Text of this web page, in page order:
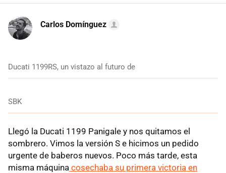
Carlos Domínguez
Ducati 1199RS, un vistazo al futuro de
SBK
Llegó la Ducati 1199 Panigale y nos quitamos el
sombrero. Vimos la versión S e hicimos un pedido
urgente de baberos nuevos. Poco más tarde, esta
misma máquina cosechaba su primera victoria en